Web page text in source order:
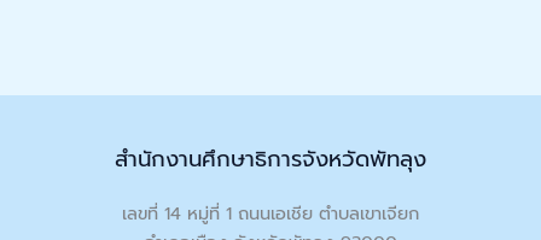
สำนักงานศึกษาธิการจังหวัดพัทลุง
เลขที่ 14 หมู่ที่ 1 ถนนเอเชีย ตำบลเขาเจียก